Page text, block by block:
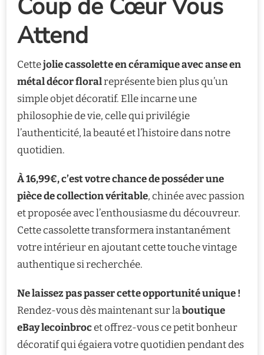
Coup de Cœur Vous
Attend
Cettejolie cassolette en céramique avec anse en
métal décor floralreprésente bien plus qu’un
simple objet décoratif. Elle incarne une
philosophie de vie, celle qui privilégie
l’authenticité, la beauté et l’histoire dans notre
quotidien.
À 16,99€, c’est votre chance de posséder une
pièce de collection véritable, chinée avec passion
et proposée avec l’enthousiasme du découvreur.
Cette cassolette transformera instantanément
votre intérieur en ajoutant cette touche vintage
authentique si recherchée.
Ne laissez pas passer cette opportunité unique !
Rendez-vous dès maintenant sur laboutique
eBay lecoinbrocet offrez-vous ce petit bonheur
décoratif qui égaiera votre quotidien pendant des